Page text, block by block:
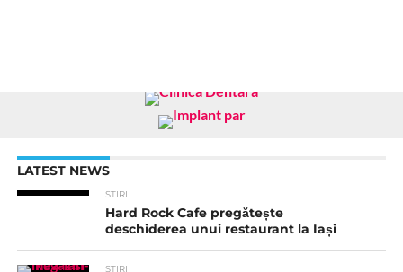
LATEST NEWS
STIRI
Hard Rock Cafe pregătește
deschiderea unui restaurant la Iași
STIRI